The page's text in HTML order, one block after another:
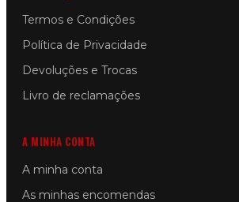
Termos e Condições
Política de Privacidade
Devoluções e Trocas
Livro de reclamações
A MINHA CONTA
A minha conta
As minhas encomendas